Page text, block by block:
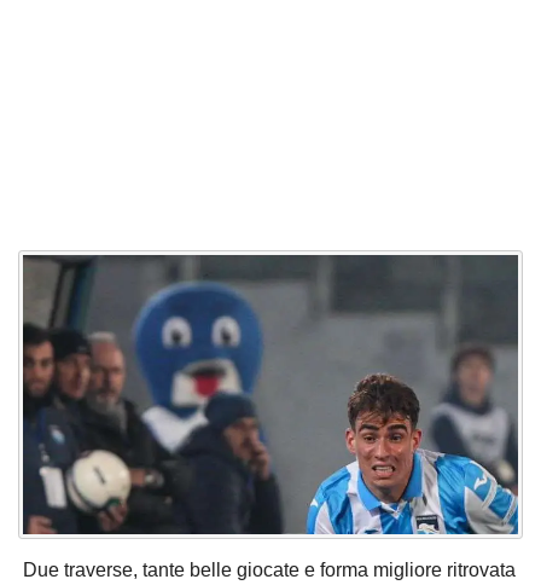
Due traverse, tante belle giocate e forma migliore ritrovata